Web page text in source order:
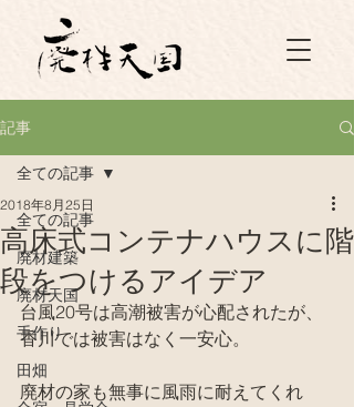
記事
全ての記事
廃材建築
廃材天国
手作り
田畑
全ての記事
高床式コンテナハウスに階
段をつけるアイデア
2018年8月25日
台風20号は高潮被害が心配されたが、
香川では被害はなく一安心。
廃材の家も無事に風雨に耐えてくれ